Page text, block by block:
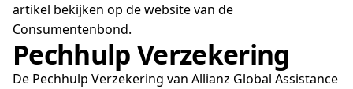
artikel bekijken op de website van de
Consumentenbond.
Pechhulp Verzekering
De Pechhulp Verzekering van Allianz Global Assistance